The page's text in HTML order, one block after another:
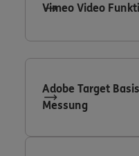
Vimeo Video
Adobe Target
Messung